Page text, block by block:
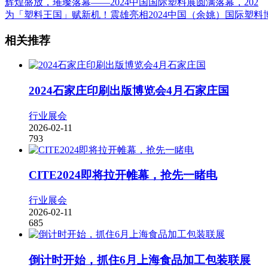
为「塑料王国」赋新机！震雄亮相2024中国（余姚）国际塑料
相关推荐
2024石家庄印刷出版博览会4月石家庄国
行业展会
2026-02-11
793
CITE2024即将拉开帷幕，抢先一睹电
行业展会
2026-02-11
685
倒计时开始，抓住6月上海食品加工包装联展